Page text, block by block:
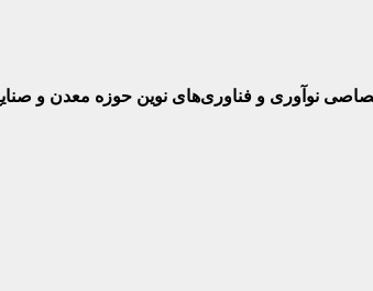
نوآوری و فناوری‌های نوین حوزه معدن و